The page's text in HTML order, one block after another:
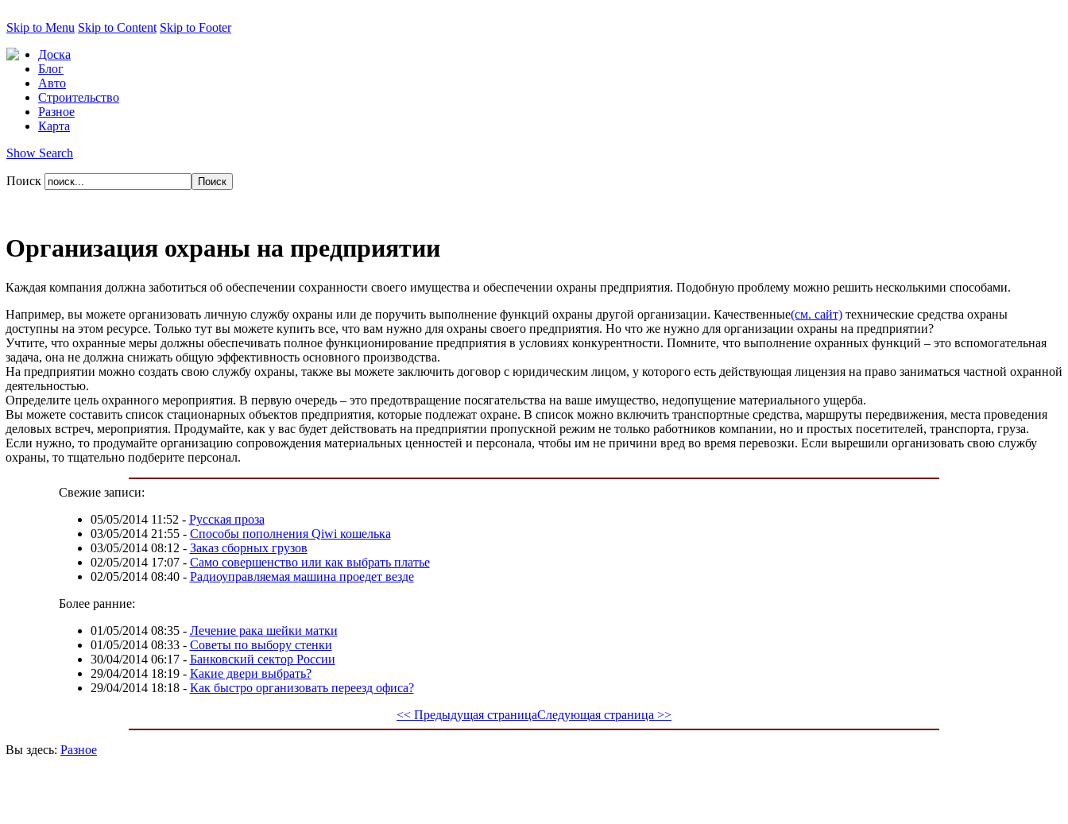
Skip to Menu Skip to Content Skip to Footer
Доска
Блог
Авто
Строительство
Разное
Карта
Show Search
Поиск
Организация охраны на предприятии
Каждая компания должна заботиться об обеспечении сохранности своего имущества и обеспечении охраны предприятия. Подобную проблему можно решить несколькими способами.
Например, вы можете организовать личную службу охраны или де поручить выполнение функций охраны другой организации. Качественные(см. сайт) технические средства охраны
доступны на этом ресурсе. Только тут вы можете купить все, что вам нужно для охраны своего предприятия. Но что же нужно для организации охраны на предприятии?
Учтите, что охранные меры должны обеспечивать полное функционирование предприятия в условиях конкурентности. Помните, что выполнение охранных функций – это вспомогательная
задача, она не должна снижать общую эффективность основного производства.
На предприятии можно создать свою службу охраны, также вы можете заключить договор с юридическим лицом, у которого есть действующая лицензия на право заниматься частной охранной
деятельностью.
Определите цель охранного мероприятия. В первую очередь – это предотвращение посягательства на ваше имущество, недопущение материального ущерба.
Вы можете составить список стационарных объектов предприятия, которые подлежат охране. В список можно включить транспортные средства, маршруты передвижения, места проведения
деловых встреч, мероприятия. Продумайте, как у вас будет действовать на предприятии пропускной режим не только работников компании, но и простых посетителей, транспорта, груза.
Если нужно, то продумайте организацию сопровождения материальных ценностей и персонала, чтобы им не причини вред во время перевозки. Если вырешили организовать свою службу
охраны, то тщательно подберите персонал.
Свежие записи:
05/05/2014 11:52 - Русская проза
03/05/2014 21:55- Способы пополнения Qiwi кошелька
03/05/2014 08:12 - Заказ сборных грузов
02/05/2014 17:07- Само совершенство или как выбрать платье
02/05/2014 08:40- Радиоуправляемая машина проедет везде
Более ранние:
01/05/2014 08:35- Лечение рака шейки матки
01/05/2014 08:33- Советы по выбору стенки
30/04/2014 06:17- Банковский сектор России
29/04/2014 18:19- Какие двери выбрать?
29/04/2014 18:18- Как быстро организовать переезд офиса?
<< Предыдущая страницаСледующая страница >>
Вы здесь: Разное